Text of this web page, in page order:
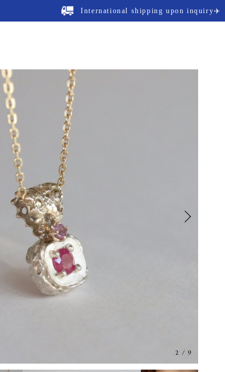
International shipping upon inquiry✈️
2 /9